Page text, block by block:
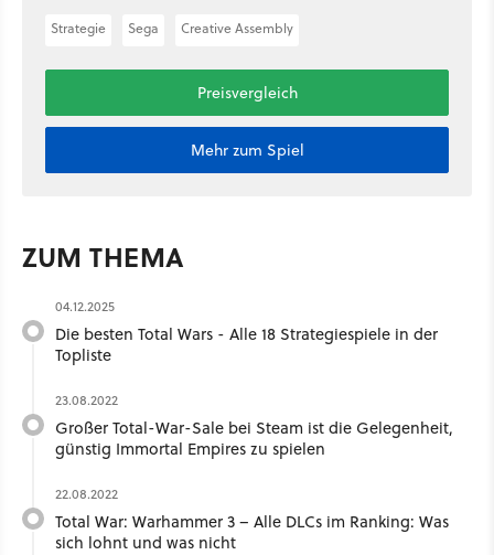
Strategie Sega Creative Assembly
Preisvergleich
Mehr zum Spiel
ZUM THEMA
04.12.2025
Die besten Total Wars - Alle 18 Strategiespiele in der
Topliste
23.08.2022
Großer Total-War-Sale bei Steam ist die Gelegenheit,
günstig Immortal Empires zu spielen
22.08.2022
Total War: Warhammer 3 – Alle DLCs im Ranking: Was
sich lohnt und was nicht